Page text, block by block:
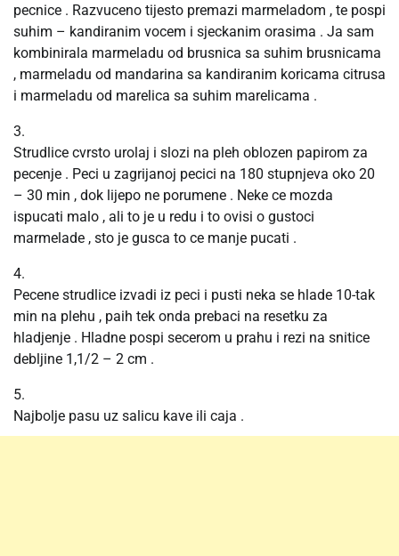
pecnice . Razvuceno tijesto premazi marmeladom , te pospi
suhim – kandiranim vocem i sjeckanim orasima . Ja sam
kombinirala marmeladu od brusnica sa suhim brusnicama
, marmeladu od mandarina sa kandiranim koricama citrusa
i marmeladu od marelica sa suhim marelicama .
3.
Strudlice cvrsto urolaj i slozi na pleh oblozen papirom za
pecenje . Peci u zagrijanoj pecici na 180 stupnjeva oko 20
– 30 min , dok lijepo ne porumene . Neke ce mozda
ispucati malo , ali to je u redu i to ovisi o gustoci
marmelade , sto je gusca to ce manje pucati .
4.
Pecene strudlice izvadi iz peci i pusti neka se hlade 10-tak
min na plehu , paih tek onda prebaci na resetku za
hladjenje . Hladne pospi secerom u prahu i rezi na snitice
debljine 1,1/2 – 2 cm .
5.
Najbolje pasu uz salicu kave ili caja .